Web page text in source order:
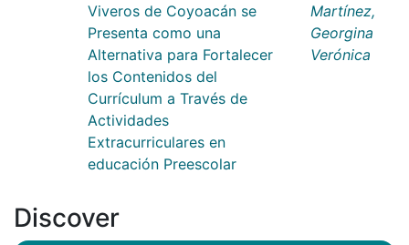
Viveros de Coyoacán se
Presenta como una
Alternativa para Fortalecer
los Contenidos del
Currículum a Través de
Actividades
Extracurriculares en
educación Preescolar
Martínez,
Georgina
Verónica
Discover